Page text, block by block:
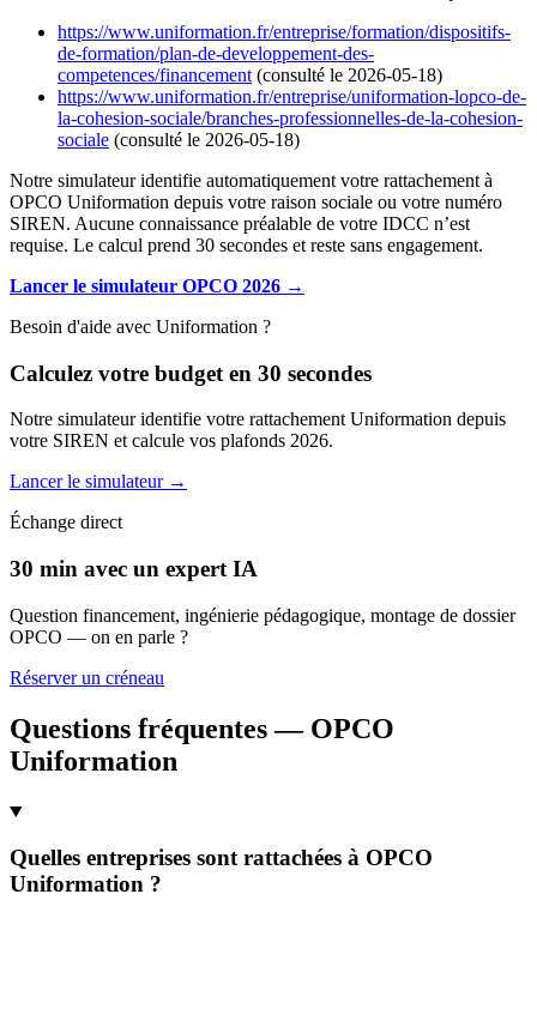
https://www.uniformation.fr/entreprise/formation/dispositifs-
de-formation/plan-de-developpement-des-
competences/financement (consulté le 2026-05-18)
https://www.uniformation.fr/entreprise/uniformation-lopco-de-
la-cohesion-sociale/branches-professionnelles-de-la-cohesion-
sociale (consulté le 2026-05-18)
Notre simulateur identifie automatiquement votre rattachement à
OPCO Uniformation depuis votre raison sociale ou votre numéro
SIREN. Aucune connaissance préalable de votre IDCC n’est
requise. Le calcul prend 30 secondes et reste sans engagement.
Lancer le simulateur OPCO 2026 →
Besoin d'aide avec Uniformation ?
Calculez votre budget en 30 secondes
Notre simulateur identifie votre rattachement Uniformation depuis
votre SIREN et calcule vos plafonds 2026.
Lancer le simulateur →
Échange direct
30 min avec un expert IA
Question financement, ingénierie pédagogique, montage de dossier
OPCO — on en parle ?
Réserver un créneau
Questions fréquentes — OPCO
Uniformation
Quelles entreprises sont rattachées à OPCO
Uniformation ?